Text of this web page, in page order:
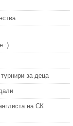
:)
за деца
на СК